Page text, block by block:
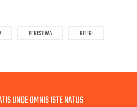
PERISTIWA
RELIGI
UNDE OMNIS ISTE NATUS